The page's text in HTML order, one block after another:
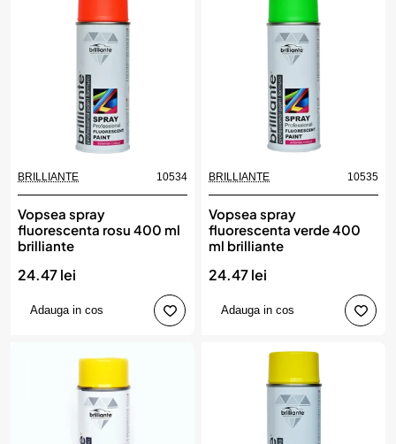
BRILLIANTE 10534
Vopsea spray
fluorescenta rosu 400 ml
brilliante
24.47 lei
Adauga in cos
BRILLIANTE 10535
Vopsea spray
fluorescenta verde 400
ml brilliante
24.47 lei
Adauga in cos